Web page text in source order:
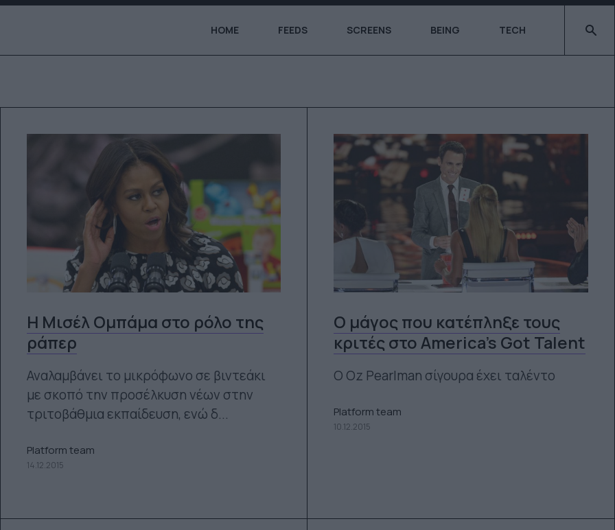
HOME FEEDS SCREENS BEING TECH Type
Η Μισέλ Ομπάμα στο ρόλο της
ράπερ
Αναλαμβάνει το μικρόφωνο σε βιντεάκι
με σκοπό την προσέλκυση νέων στην
τριτοβάθμια εκπαίδευση, ενώ δ...
Platform team
14.12.2015
Ο μάγος που κατέπληξε τους
κριτές στο America's Got Talent
Ο Oz Pearlman σίγουρα έχει ταλέντο
Platform team
10.12.2015